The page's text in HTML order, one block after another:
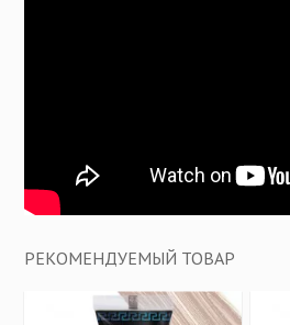
РЕКОМЕНДУЕМЫЙ ТОВАР